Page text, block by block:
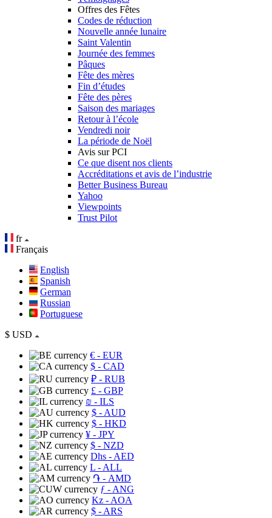
Offres des Fêtes
Codes de réduction
Nouvelle année lunaire
Saint Valentin
Journée des femmes
Pâques
Fête des mères
Fin d’études
Fête des pères
Saison des mariages
Retour à l’école
Vendredi noir
La période de Noël
Avis sur PCI
Ce que disent nos clients
Accréditations et avis de l’industrie
Better Business Bureau
Yahoo
Viewpoints
Trust Pilot
fr
Français
English
Spanish
German
Russian
Portuguese
$ USD
€ - EUR
$ - CAD
₽ - RUB
£ - GBP
₪ - ILS
$ - AUD
$ - HKD
¥ - JPY
$ - NZD
Dhs - AED
L - ALL
֏ - AMD
ƒ - ANG
Kz - AOA
$ - ARS